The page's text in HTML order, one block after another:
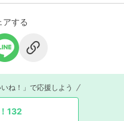
アする
ね！」で応援しよう
132